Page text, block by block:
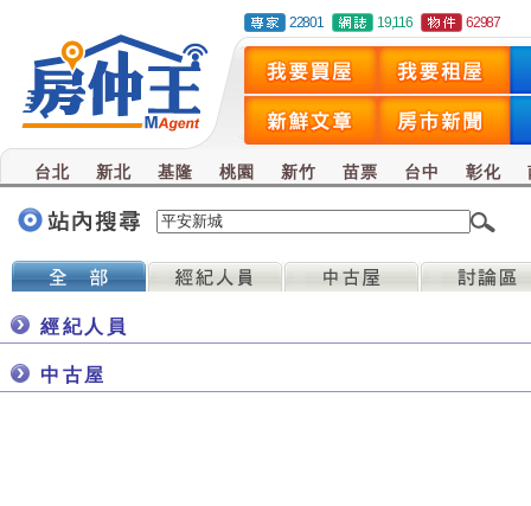
22801 19,116 62987
台北 新北 基隆 桃園 新竹 苗票 台中 彰化
經紀人員
中古屋